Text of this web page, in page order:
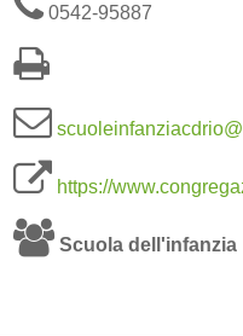
0542-95887
https://
Scuola dell'infanzia